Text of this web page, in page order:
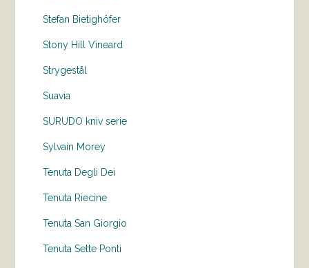
Stefan Bietighöfer
Stony Hill Vineard
Strygestål
Suavia
SURUDO kniv serie
Sylvain Morey
Tenuta Degli Dei
Tenuta Riecine
Tenuta San Giorgio
Tenuta Sette Ponti